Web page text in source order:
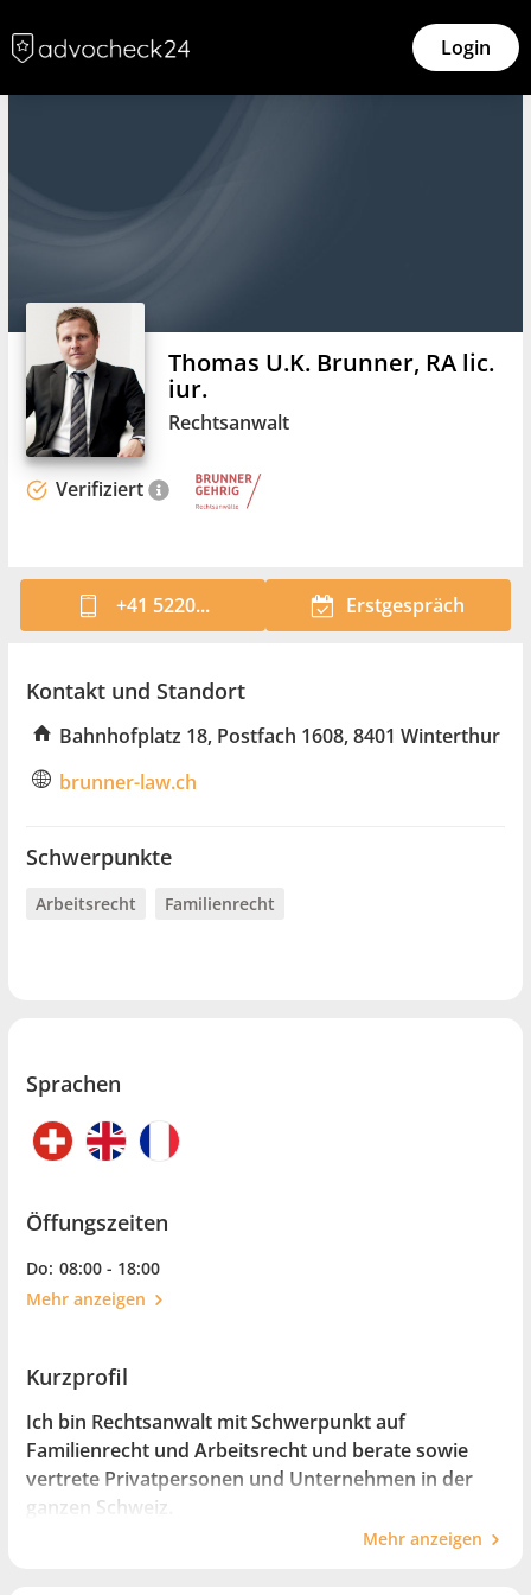
Login
Verifiziert
Thomas U.K. Brunner, RA lic.
iur.
Rechtsanwalt
+41 5220... Erstgespräch
Kontakt und Standort
Bahnhofplatz 18, Postfach 1608, 8401 Winterthur
brunner-law.ch
Schwerpunkte
Arbeitsrecht Familienrecht
Sprachen
Öffungszeiten
Do: 08:00 - 18:00
Mehr anzeigen
Kurzprofil
Ich bin Rechtsanwalt mit Schwerpunkt auf
Familienrecht und Arbeitsrecht und berate sowie
vertrete Privatpersonen und Unternehmen in der
ganzen Schweiz.
Mehr anzeigen